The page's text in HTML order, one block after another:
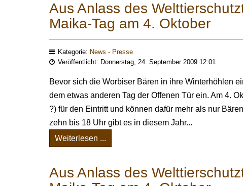
Aus Anlass des
Maika-Tag am 4. Oktober
Kategorie: News - Presse
Veröffentlicht: Donnerstag, 24. September 2009 12:01
Bevor sich die Worbiser Bären in ihre Winterhöhlen
dem etwas anderen Tag der Offenen Tür ein. Am 4.
?) für den Eintritt und können dafür mehr als nur
zehn bis 18 Uhr gibt es in diesem Jahr...
Weiterlesen ...
Aus Anlass des